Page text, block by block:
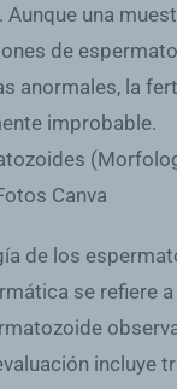
Aunque una
de
anormales, la
improbable.
de los
se refiere
incluye